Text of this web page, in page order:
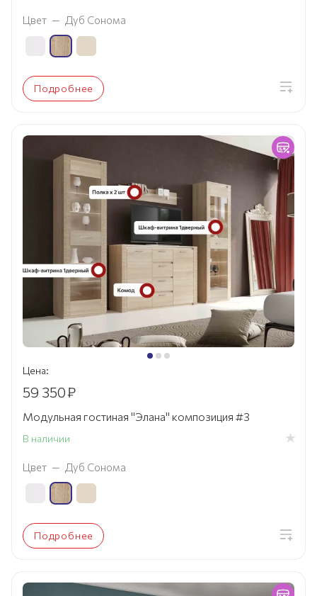
Цвет — Дуб Сонома
Подробнее
Цена:
59 350₽
Модульная гостиная "Элана" композиция #3
В наличии
Цвет — Дуб Сонома
Подробнее